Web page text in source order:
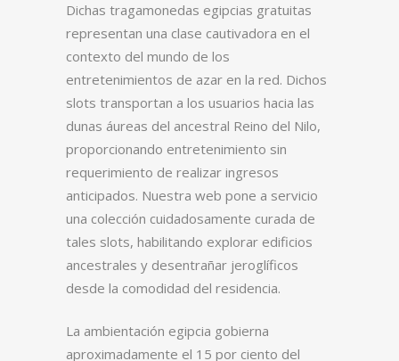
Dichas tragamonedas egipcias gratuitas
representan una clase cautivadora en el
contexto del mundo de los
entretenimientos de azar en la red. Dichos
slots transportan a los usuarios hacia las
dunas áureas del ancestral Reino del Nilo,
proporcionando entretenimiento sin
requerimiento de realizar ingresos
anticipados. Nuestra web pone a servicio
una colección cuidadosamente curada de
tales slots, habilitando explorar edificios
ancestrales y desentrañar jeroglíficos
desde la comodidad del residencia.
La ambientación egipcia gobierna
aproximadamente el 15 por ciento del